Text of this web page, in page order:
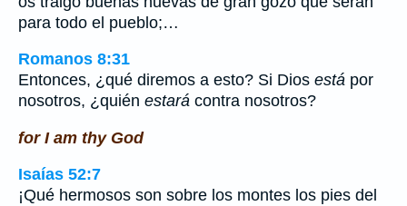
para todo el pueblo;…
Romanos 8:31
Entonces, ¿qué diremos a esto? Si Dios está por
nosotros, ¿quién estará contra nosotros?
for I am thy God
Isaías 52:7
¡Qué hermosos son sobre los montes los pies del